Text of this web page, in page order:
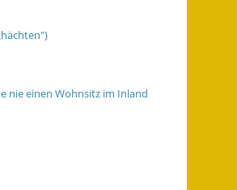
nie einen Wohnsitz im Inland